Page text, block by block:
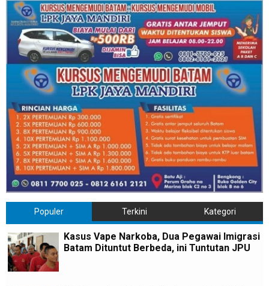
Populer Terkini Kategori
Kasus Vape Narkoba, Dua Pegawai Imigrasi
Batam Dituntut Berbeda, ini Tuntutan JPU